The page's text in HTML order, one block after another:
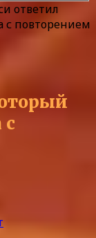
ответил
с повторением
с